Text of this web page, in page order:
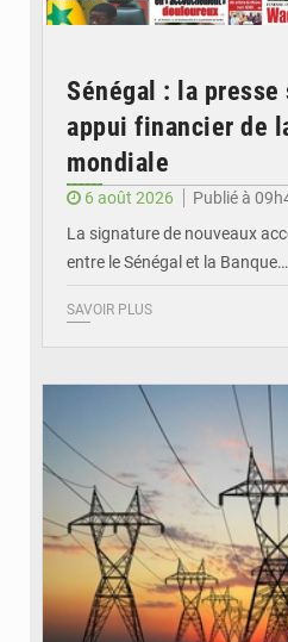
Sénégal : la presse
appui financier de
mondiale
6 août 2026
Publié à
La signature de nouveaux
entre le Sénégal et la Banque…
SAVOIR PLUS